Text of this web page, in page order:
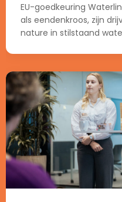
EU-goedkeuring
als eendenkroos, zijn
nature in stilstaand